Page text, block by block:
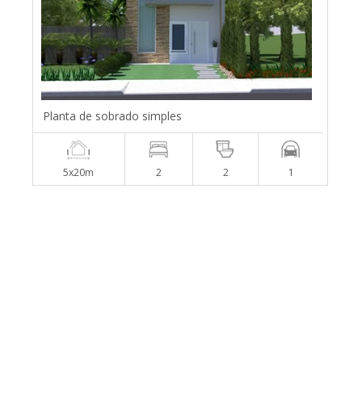
Planta de sobrado simples
5x20m 2 2 1